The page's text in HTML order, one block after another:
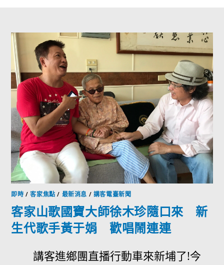
即時 /客家焦點 / 最新消息 / 講客電臺新聞
客家山歌國寶大師徐木珍隨口來 新
生代歌手黃于娟 歡唱鬧連連
講客進鄉團直播行動車來新埔了!今